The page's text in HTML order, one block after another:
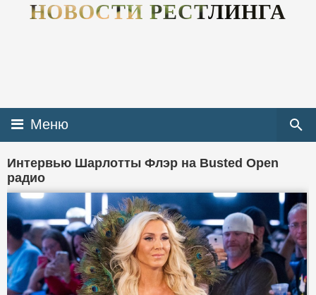
НОВОСТИ РЕСТЛИНГА
Меню
Интервью Шарлотты Флэр на Busted Open
радио